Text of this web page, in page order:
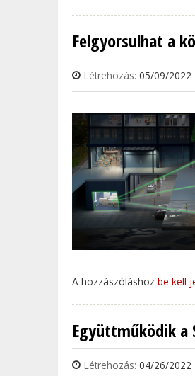
Felgyorsulhat a
Létrehozás: 05/09/2022
A hozzászóláshoz be kell
Együttműködik a
Létrehozás: 04/26/2022